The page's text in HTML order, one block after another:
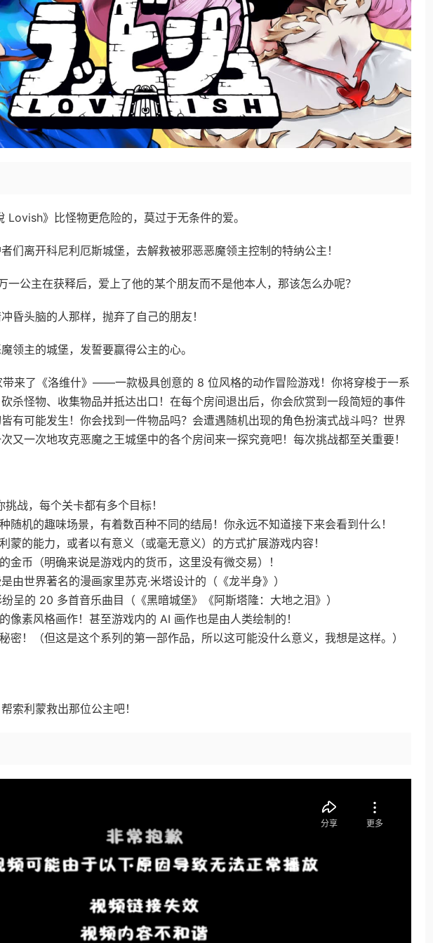
Lovish》比怪物更危险的，莫过于无条件的爱。
们离开科尼利厄斯城堡，去解救被邪恶恶魔领主控制的特纳公主！
公主在获释后，爱上了他的某个朋友而不是他本人，那该怎么办呢？
昏头脑的人那样，抛弃了自己的朋友！
领主的城堡，发誓要赢得公主的心。
带来了《洛维什》——一款极具创意的 8 位风格的动作冒险游戏！你将穿梭于一系
杀怪物、收集物品并抵达出口！在每个房间退出后，你会欣赏到一段简短的事件
有可能发生！你会找到一件物品吗？会遭遇随机出现的角色扮演式战斗吗？世界
又一次地攻克恶魔之王城堡中的各个房间来一探究竟吧！每次挑战都至关重要！
战，每个关卡都有多个目标！
随机的趣味场景，有着数百种不同的结局！你永远不知道接下来会看到什么！
蒙的能力，或者以有意义（或毫无意义）的方式扩展游戏内容！
金币（明确来说是游戏内的货币，这里没有微交易）！
由世界著名的漫画家里苏克·米塔设计的（《龙半身》）
呈的 20 多首音乐曲目（《黑暗城堡》《阿斯塔隆：大地之泪》）
像素风格画作！甚至游戏内的 AI 画作也是由人类绘制的！
密！（但这是这个系列的第一部作品，所以这可能没什么意义，我想是这样。）
索利蒙救出那位公主吧！